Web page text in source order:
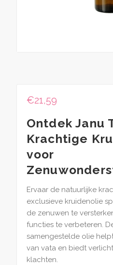
€21,59
Ontdek Janu
Krachtige
voor
Ervaar de natuurlijke
exclusieve kruidenolie
de zenuwen te
functies te verbeteren.
samengestelde olie
van vata en biedt
klachten.